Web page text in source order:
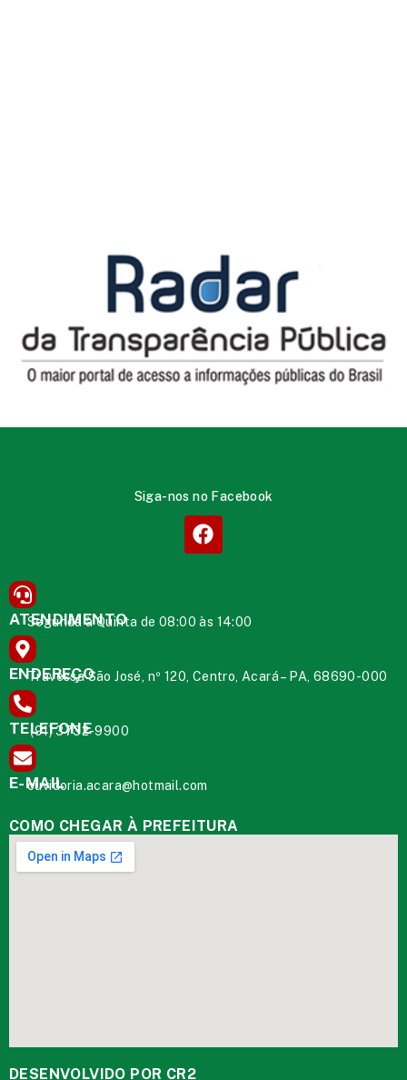
Siga-nos no Facebook
ATENDIMENTO
Segunda à Quinta de 08:00 às 14:00
ENDEREÇO
Travessa São José, nº 120, Centro, Acará – PA, 68690-000
TELEFONE
(91) 3732-9900
E-MAIL
ouvidoria.acara@hotmail.com
COMO CHEGAR À PREFEITURA
DESENVOLVIDO POR CR2